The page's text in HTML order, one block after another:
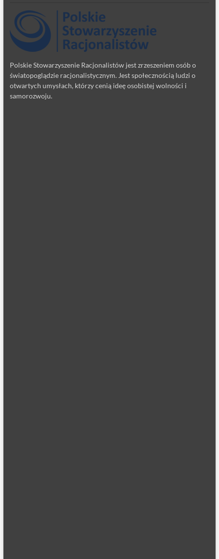
Polskie Stowarzyszenie Racjonalistów jest zrzeszeniem osób o
światopoglądzie racjonalistycznym. Jest społecznością ludzi o
otwartych umysłach, którzy cenią ideę osobistej wolności i
samorozwoju.